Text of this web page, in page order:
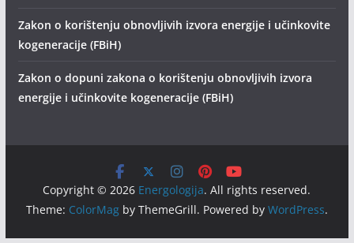
Zakon o korištenju obnovljivih izvora energije i učinkovite
kogeneracije (FBiH)
Zakon o dopuni zakona o korištenju obnovljivih izvora
energije i učinkovite kogeneracije (FBiH)
Copyright © 2026 Energologija. All rights reserved.
Theme: ColorMagby ThemeGrill. Powered by WordPress.